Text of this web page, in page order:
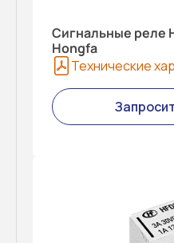
Сигнальные реле
Hongfa
Технические